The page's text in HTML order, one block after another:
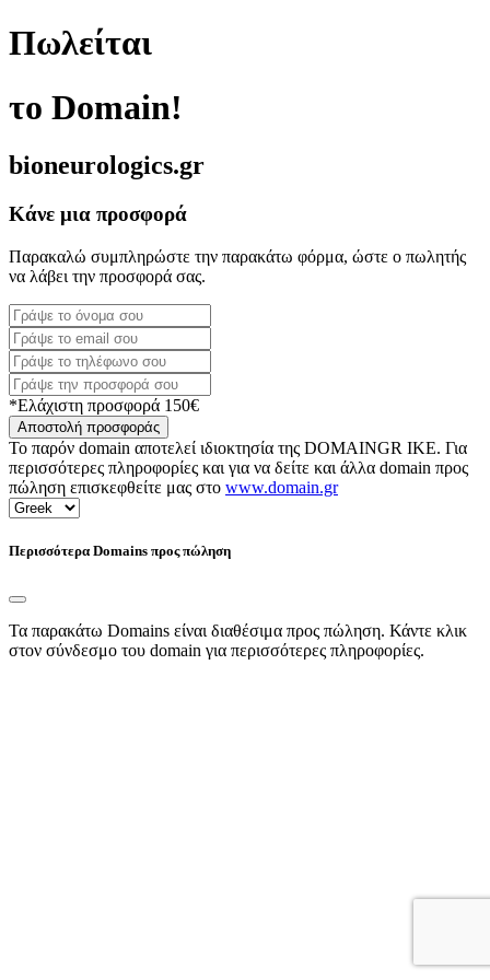
Πωλείται
το Domain!
bioneurologics.gr
Κάνε μια προσφορά
Παρακαλώ συμπληρώστε την παρακάτω φόρμα, ώστε ο πωλητής
να λάβει την προσφορά σας.
*Ελάχιστη προσφορά 150€
Αποστολή προσφοράς
Το παρόν domain αποτελεί ιδιοκτησία της DOMAINGR ΙΚΕ. Για
περισσότερες πληροφορίες και για να δείτε και άλλα domain προς
πώληση επισκεφθείτε μας στο www.domain.gr
Περισσότερα Domains προς πώληση
Τα παρακάτω Domains είναι διαθέσιμα προς πώληση. Κάντε κλικ
στον σύνδεσμο του domain για περισσότερες πληροφορίες.